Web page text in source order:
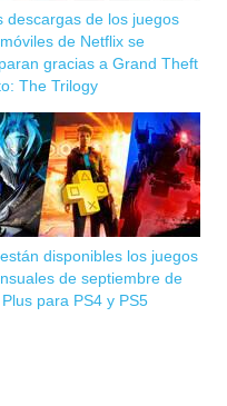
descargas de los juegos
de Netflix se
gracias a Grand Theft
The Trilogy
disponibles los juegos
de septiembre de
Plus para PS4 y PS5